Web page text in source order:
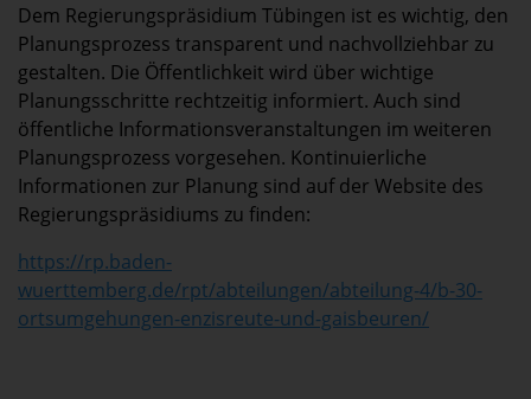
Dem Regierungspräsidium Tübingen ist es wichtig, den
Planungsprozess transparent und nachvollziehbar zu
gestalten. Die Öffentlichkeit wird über wichtige
Planungsschritte rechtzeitig informiert. Auch sind
öffentliche Informationsveranstaltungen im weiteren
Planungsprozess vorgesehen. Kontinuierliche
Informationen zur Planung sind auf der Website des
Regierungspräsidiums zu finden:
https://rp.baden-
wuerttemberg.de/rpt/abteilungen/abteilung-4/b-30-
ortsumgehungen-enzisreute-und-gaisbeuren/